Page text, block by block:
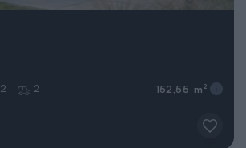
2 2 152,55 m 2